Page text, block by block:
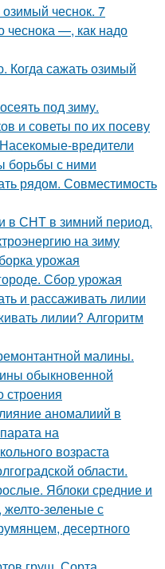
озимый чеснок. 7
чеснока —, как надо
Когда сажать озимый
под зиму.
и советы по их посеву
вредители
борьбы с ними
рядом. Совместимость
в СНТ в зимний период.
на зиму
урожая
Сбор урожая
и рассаживать лилии
лилии? Алгоритм
малины.
обыкновенной
строения
аномалиий в
на
возраста
области.
Яблоки средние и
зеленые с
десертного